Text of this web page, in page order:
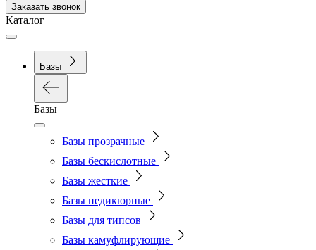
Заказать звонок
Каталог
Базы
Базы
Базы прозрачные
Базы бескислотные
Базы жесткие
Базы педикюрные
Базы для типсов
Базы камуфлирующие